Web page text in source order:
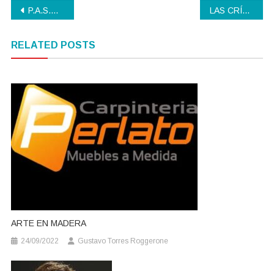
Navegación
entradas
P.A.S.O. 2021 LAS CRÍTICAS SON ADENTRO
RELATED POSTS
ARTE EN MADERA
24/09/2022 Gustavo Torres Roggerone